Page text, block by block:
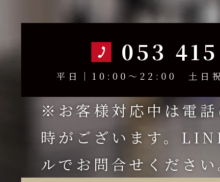
053
平日｜10:00～22:00 土日
※お客様対応中は電
時がございます。
ルでお問合せくださ